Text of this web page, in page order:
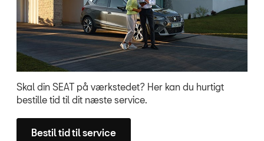
Skal din SEAT på værkstedet? Her kan du hurtigt
bestille tid til dit næste service.
Bestil tid til service